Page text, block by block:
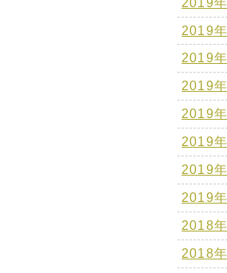
2019
2019
2019
2019
2019
2019
2019
2018
2018